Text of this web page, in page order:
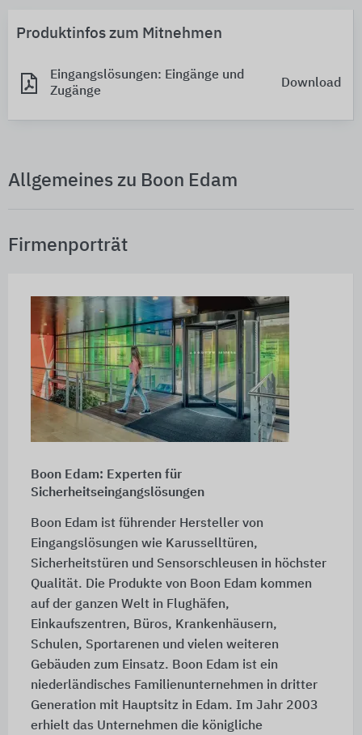
Produktinfos zum Mitnehmen
Eingangslösungen: Eingänge und
Zugänge
Download
Allgemeines zu Boon Edam
Firmenporträt
Boon Edam: Experten für
Sicherheitseingangslösungen
Boon Edam ist führender Hersteller von
Eingangslösungen wie Karusselltüren,
Sicherheitstüren und Sensorschleusen in höchster
Qualität. Die Produkte von Boon Edam kommen
auf der ganzen Welt in Flughäfen,
Einkaufszentren, Büros, Krankenhäusern,
Schulen, Sportarenen und vielen weiteren
Gebäuden zum Einsatz. Boon Edam ist ein
niederländisches Familienunternehmen in dritter
Generation mit Hauptsitz in Edam. Im Jahr 2003
erhielt das Unternehmen die königliche